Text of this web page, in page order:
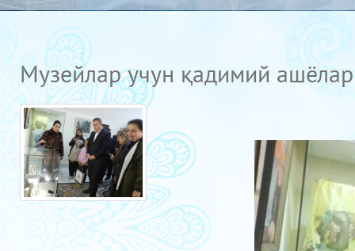
Музейлар учун қадимий ашёлар